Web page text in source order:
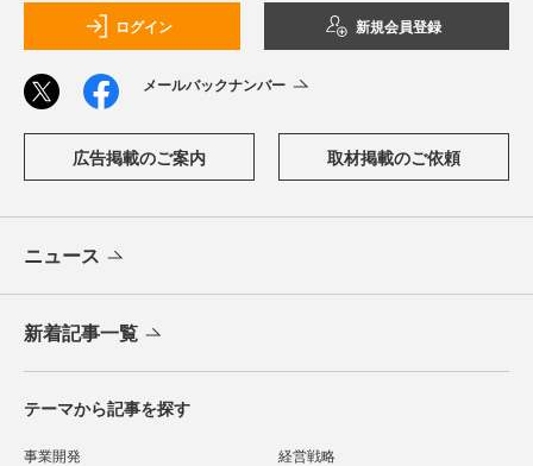
ログイン 新規会員登録
メールバックナンバー
広告掲載のご案内 取材掲載のご依頼
ニュース
新着記事一覧
テーマから記事を探す
事業開発 経営戦略